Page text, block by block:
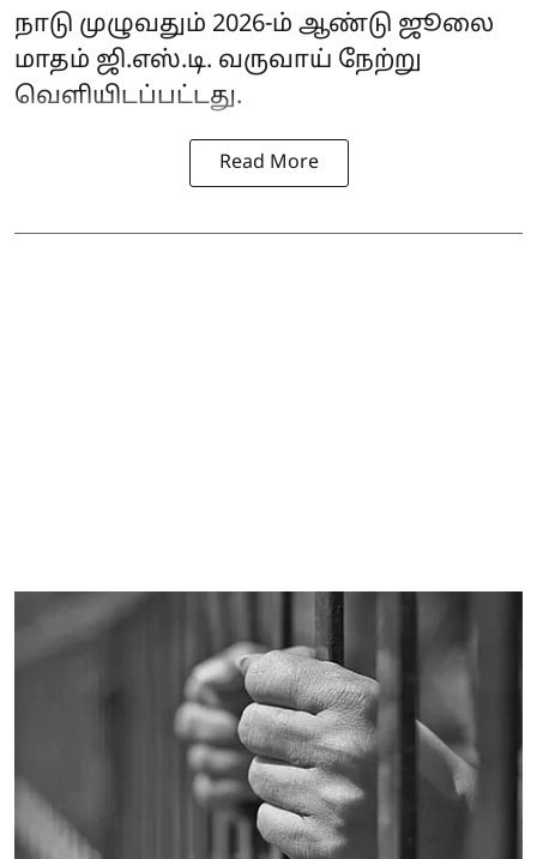
நாடு முழுவதும் 2026-ம் ஆண்டு ஜூலை
மாதம் ஜி.எஸ்.டி. வருவாய் நேற்று
வெளியிடப்பட்டது.
Read More